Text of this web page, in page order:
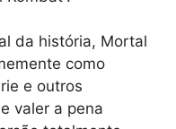
da história, Mortal
como
e outros
valer a pena